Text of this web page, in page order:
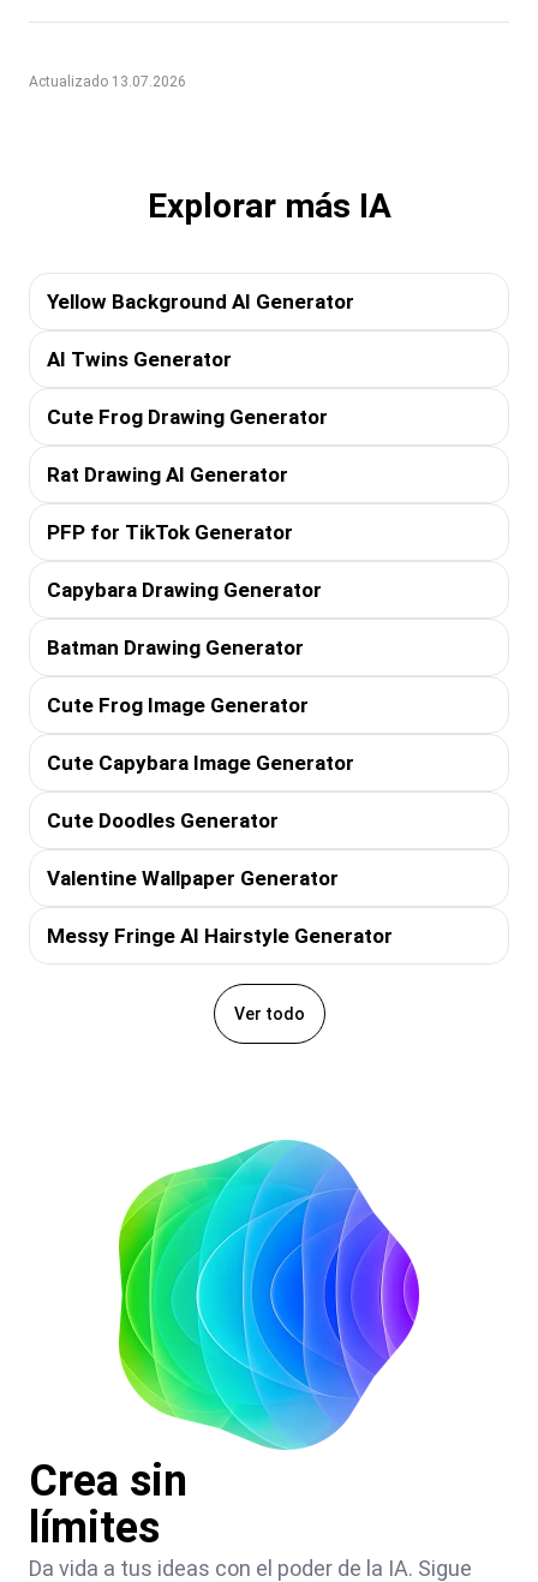
Actualizado 13.07.2026
Explorar más IA
Yellow Background AI Generator
AI Twins Generator
Cute Frog Drawing Generator
Rat Drawing AI Generator
PFP for TikTok Generator
Capybara Drawing Generator
Batman Drawing Generator
Cute Frog Image Generator
Cute Capybara Image Generator
Cute Doodles Generator
Valentine Wallpaper Generator
Messy Fringe AI Hairstyle Generator
Ver todo
Crea sin
límites
Da vida a tus ideas con el poder de la IA. Sigue